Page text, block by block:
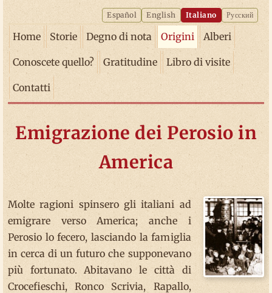
Español English Italiano Русский
Home Storie Degno di nota Origini Alberi
Conoscete quello? Gratitudine Libro di visite
Contatti
Emigrazione dei Perosio in
America
Molte ragioni spinsero gli italiani ad
emigrare verso America; anche i
Perosio lo fecero, lasciando la famiglia
in cerca di un futuro che supponevano
più fortunato. Abitavano le città di
Crocefieschi, Ronco Scrivia, Rapallo,